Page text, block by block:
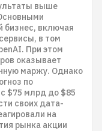
выше
бизнес, включая
в том
При этом
оказывает
маржу. Однако
по
$75 млрд до $85
своих дата-
на
рынка акции